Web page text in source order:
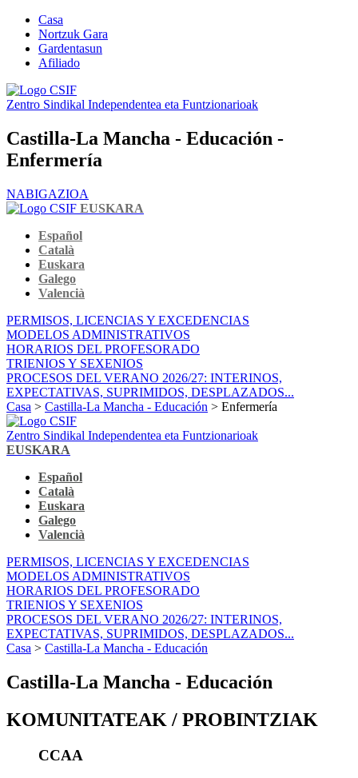
Casa
Nortzuk Gara
Gardentasun
Afiliado
Zentro Sindikal Independentea eta Funtzionarioak
Castilla-La Mancha - Educación -
Enfermería
NABIGAZIOA
EUSKARA
Español
Català
Euskara
Galego
Valencià
PERMISOS, LICENCIAS Y EXCEDENCIAS
MODELOS ADMINISTRATIVOS
HORARIOS DEL PROFESORADO
TRIENIOS Y SEXENIOS
PROCESOS DEL VERANO 2026/27: INTERINOS,
EXPECTATIVAS, SUPRIMIDOS, DESPLAZADOS...
Casa > Castilla-La Mancha - Educación > Enfermería
Zentro Sindikal Independentea eta Funtzionarioak
EUSKARA
Español
Català
Euskara
Galego
Valencià
PERMISOS, LICENCIAS Y EXCEDENCIAS
MODELOS ADMINISTRATIVOS
HORARIOS DEL PROFESORADO
TRIENIOS Y SEXENIOS
PROCESOS DEL VERANO 2026/27: INTERINOS,
EXPECTATIVAS, SUPRIMIDOS, DESPLAZADOS...
Casa > Castilla-La Mancha - Educación
Castilla-La Mancha - Educación
KOMUNITATEAK / PROBINTZIAK
CCAA